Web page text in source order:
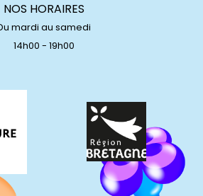
NOS HORAIRES
mardi au samedi
14h00 - 19h00